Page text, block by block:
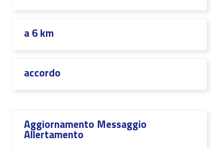
a 6 km
accordo
Aggiornamento Messaggio
Allertamento